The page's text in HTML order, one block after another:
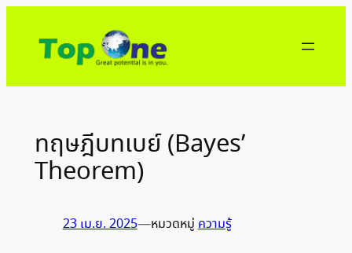
ทฤษฎีบทเบย์ (Bayes’
Theorem)
23 เม.ย. 2025—หมวดหมู่ความรู้